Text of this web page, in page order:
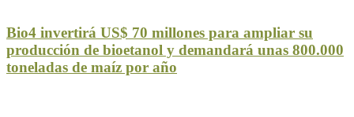
Bio4 invertirá US$ 70 millones para ampliar su
producción de bioetanol y demandará unas 800.000
toneladas de maíz por año